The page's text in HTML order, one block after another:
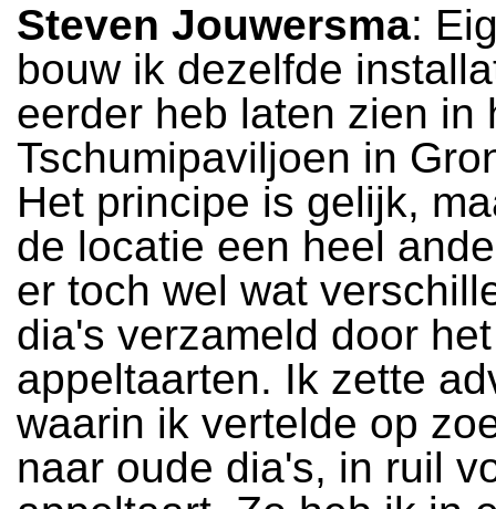
Steven Jouwersma:
bouw ik dezelfde
eerder heb laten zien in
Tschumipaviljoen in
Het principe is gelijk,
de locatie een heel
er toch wel wat
dia's verzameld door
appeltaarten. Ik zette
waarin ik vertelde op
naar oude dia's, in ruil